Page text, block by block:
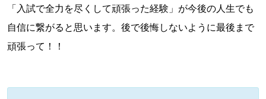
「入試で全力を尽くして頑張った経験」が今後の人生でも
自信に繋がると思います。後で後悔しないように最後まで
頑張って！！